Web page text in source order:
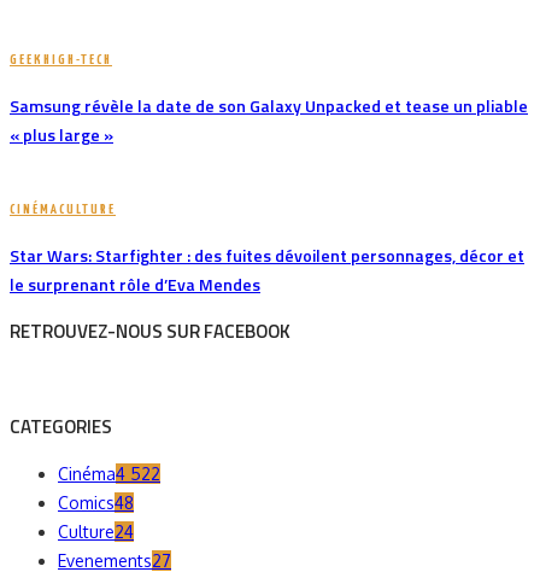
GEEK HIGH-TECH
Samsung révèle la date de son Galaxy Unpacked et tease un pliable
« plus large »
CINÉMACULTURE
Star Wars: Starfighter : des fuites dévoilent personnages, décor et
le surprenant rôle d’Eva Mendes
RETROUVEZ-NOUS SUR FACEBOOK
CATEGORIES
Cinéma4 522
Comics48
Culture24
Evenements27